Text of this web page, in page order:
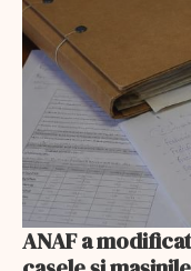
ANAF a